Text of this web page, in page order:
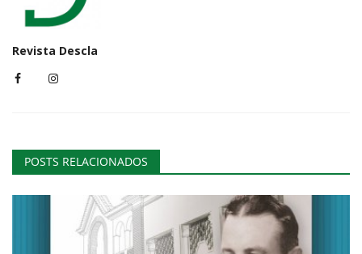
Revista Descla
POSTS RELACIONADOS